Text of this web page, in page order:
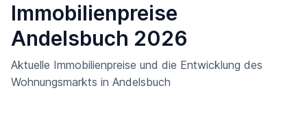
Immobilienpreise
Andelsbuch 2026
Aktuelle Immobilienpreise und die Entwicklung des
Wohnungsmarkts in Andelsbuch